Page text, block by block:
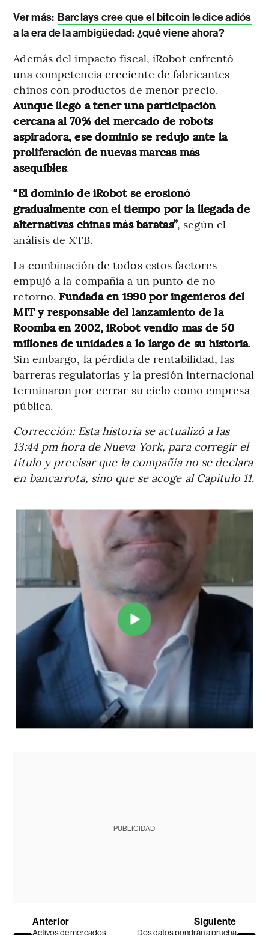
Ver más: Barclays cree que el bitcoin le dice adiós
a la era de la ambigüedad: ¿qué viene ahora?
Además del impacto fiscal, iRobot enfrentó
una competencia creciente de fabricantes
chinos con productos de menor precio.
Aunque llegó a tener una participación
cercana al 70% del mercado de robots
aspiradora, ese dominio se redujo ante la
proliferación de nuevas marcas más
asequibles.
“El dominio de iRobot se erosionó
gradualmente con el tiempo por la llegada de
alternativas chinas más baratas”, según el
análisis de XTB.
La combinación de todos estos factores
empujó a la compañía a un punto de no
retorno. Fundada en 1990 por ingenieros del
MIT y responsable del lanzamiento de la
Roomba en 2002, iRobot vendió más de 50
millones de unidades a lo largo de su historia.
Sin embargo, la pérdida de rentabilidad, las
barreras regulatorias y la presión internacional
terminaron por cerrar su ciclo como empresa
pública.
Corrección: Esta historia se actualizó a las
13:44 pm hora de Nueva York, para corregir el
título y precisar que la compañía no se declara
en bancarrota, sino que se acoge al Capítulo 11.
PUBLICIDAD
Anterior
Activos de mercados
Siguiente
Dos datos pondrán a prueba